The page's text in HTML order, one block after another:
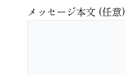
メッセージ本文 (任意)